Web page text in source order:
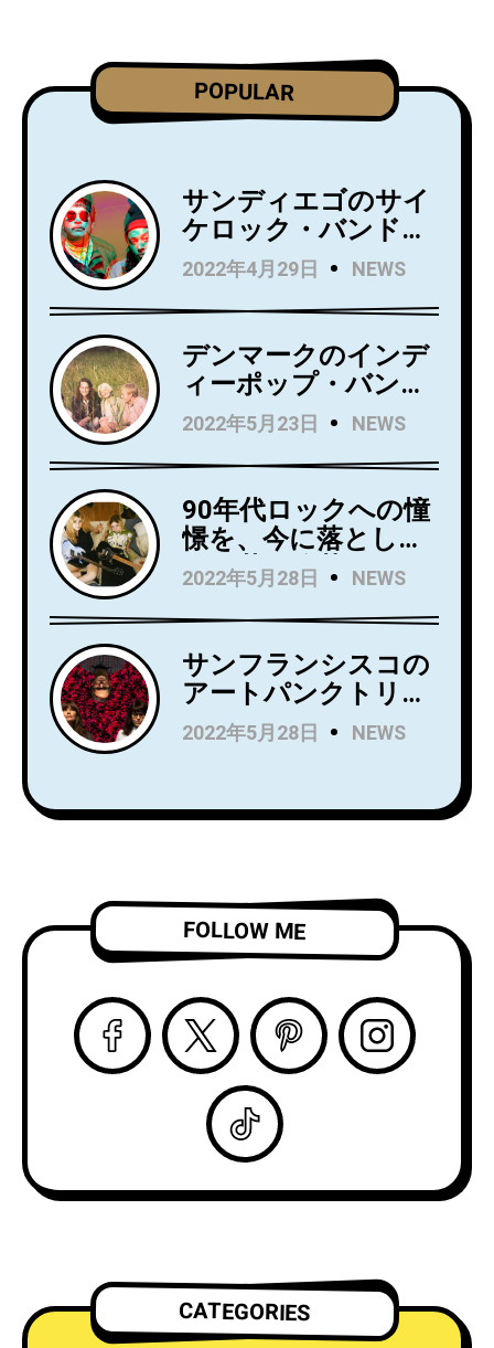
POPULAR
サンディエゴのサイ
ケロック・バンド
Wild Wild Wets、ニ
ュー・アルバム
『Love Always』を5
月27日にリリース！
アルバムからニュー
シングル
「Holding」のビデオ
を公開！
2022年4月29日 NEWS
デンマークのインデ
ィーポップ・バンド
Kindsightが5月25日
にデビュー・アルバ
ム『Swedish Punk』
をリリース！
2022年5月23日 NEWS
90年代ロックへの憧
憬を、今に落とし込
んだ若き俊英
Mommaが日本デビ
ューアルバム
『Household
Name』を7月にリリ
ース！Wet LegのUS
公演でオープニング
ツアーのオープニン
2022年5月28日 NEWS
サンフランシスコの
アートパンクトリオ
Rip Roomが、
Spartan Recordsよ
LP『Alight and
「Complication」の
ビデオを公開！
2022年5月28日 NEWS
FOLLOW ME
CATEGORIES